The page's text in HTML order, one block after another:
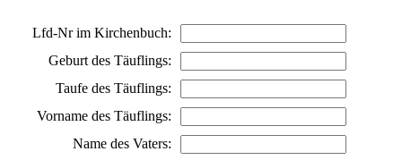
Lfd-Nr im Kirchenbuch:
Geburt des Täuflings:
Taufe des Täuflings:
Vorname des Täuflings:
Name des Vaters: